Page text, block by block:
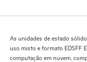
As unidades de estado
uso misto e formato EDSFF
computação em nuvem,